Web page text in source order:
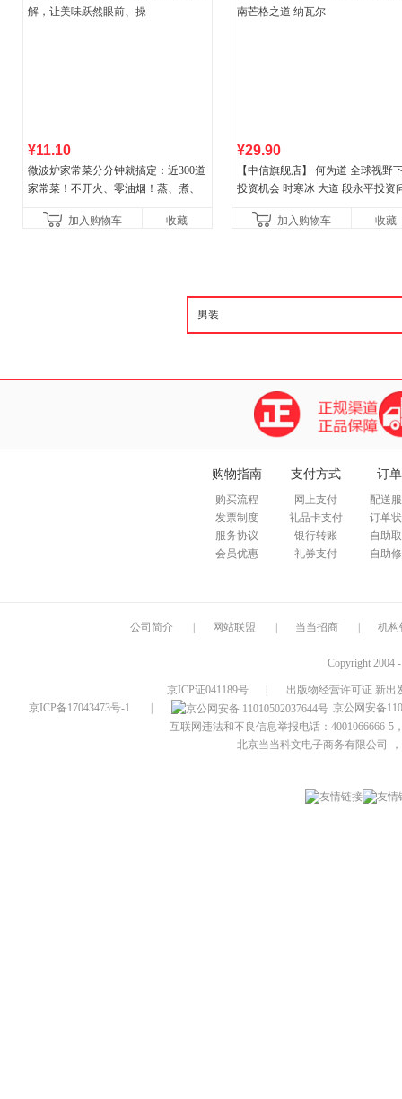
¥11.10
微波炉家常菜分分钟就搞定：近300道
家常菜！不开火、零油烟！蒸、煮、
让美味跃然眼前、操
加入购物车 收藏
¥29.90
【中信旗舰店】 何为道 全球视野
投资机会 时寒冰 大道 段永平投资
格之道 纳瓦尔加入购物车 收藏
购物指南
购买流程
发票制度
服务协议
会员优惠
支付方式
网上支付
礼品卡支付
银行转账
礼券支付
订
配送
订单
自助
自助
公司简介 网站联盟 当当招商 机构
Copyright 2004
京ICP证041189号
出版物经营许可证 新出
京ICP备17043473号-1
京公网安备
互联网违法和不良信息举报电话：4001066666-5
北京当当科文电子商务有限公司